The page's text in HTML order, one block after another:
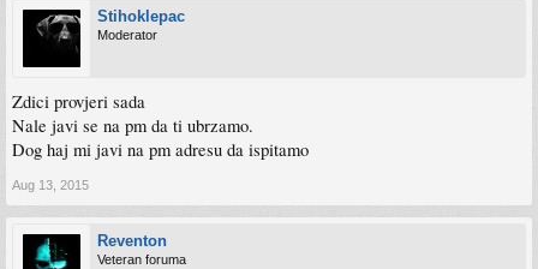
Stihoklepac
Moderator
Zdici provjeri sada
Nale javi se na pm da ti ubrzamo.
Dog haj mi javi na pm adresu da ispitamo
Aug 13, 2015
Reventon
Veteran foruma